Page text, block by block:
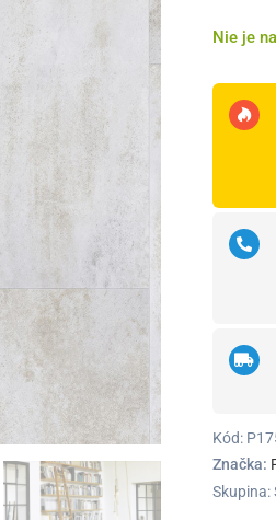
Nie je
Kód:
Značka:
Skupina: